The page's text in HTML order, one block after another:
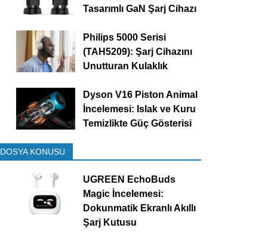
Tasarımlı GaN Şarj Cihazı
Philips 5000 Serisi
(TAH5209): Şarj Cihazını
Unutturan Kulaklık
Dyson V16 Piston Animal
İncelemesi: Islak ve Kuru
Temizlikte Güç Gösterisi
DOSYA KONUSU
UGREEN EchoBuds
Magic İncelemesi:
Dokunmatik Ekranlı Akıllı
Şarj Kutusu